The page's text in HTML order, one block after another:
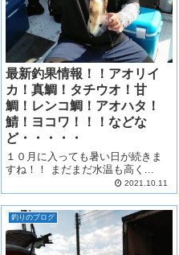
最新釣果情報！！アオリイ
カ！真鯛！タチウオ！甘
鯛！レンコ鯛！アオハタ！
鯖！ヨコワ！！！などな
ど・・・・・
１０月に入っても暑い日が続きま
すね！！ まだまだ水温も高く...
2021.10.11
釣りのブログ